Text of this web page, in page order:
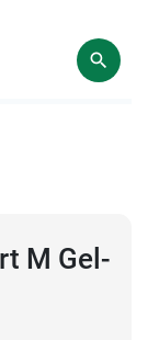
M Gel-